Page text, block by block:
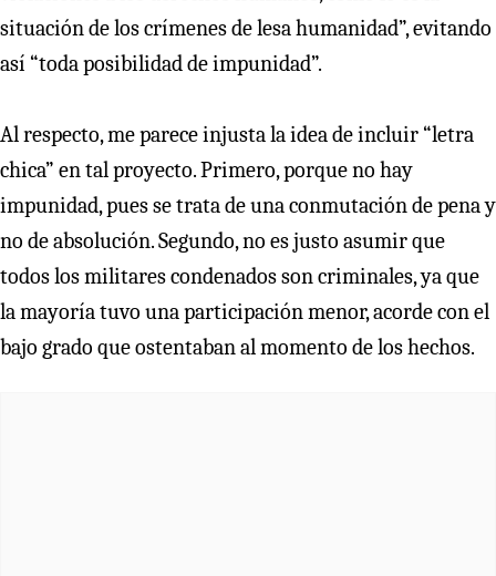
situación de los crímenes de lesa humanidad”, evitando
así “toda posibilidad de impunidad”.
Al respecto, me parece injusta la idea de incluir “letra
chica” en tal proyecto. Primero, porque no hay
impunidad, pues se trata de una conmutación de pena y
no de absolución. Segundo, no es justo asumir que
todos los militares condenados son criminales, ya que
la mayoría tuvo una participación menor, acorde con el
bajo grado que ostentaban al momento de los hechos.